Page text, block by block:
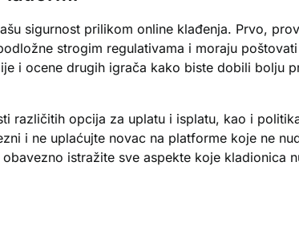
sigurnost prilikom online klađenja. Prvo,
strogim regulativama i moraju
i ocene drugih igrača kako biste dobili bolju
različitih opcija za uplatu i isplatu, kao i
i ne uplaćujte novac na platforme koje ne
istražite sve aspekte koje kladionica